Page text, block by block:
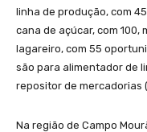
linha de produção, com
cana de açúcar, com 100,
lagareiro, com 55
são para alimentador de
repositor de mercadorias
Na região de Campo